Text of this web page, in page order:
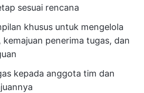
sesuai rencana
khusus untuk mengelola
kemajuan penerima tugas, dan
kepada anggota tim dan